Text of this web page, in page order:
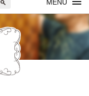
MENU
小城の人